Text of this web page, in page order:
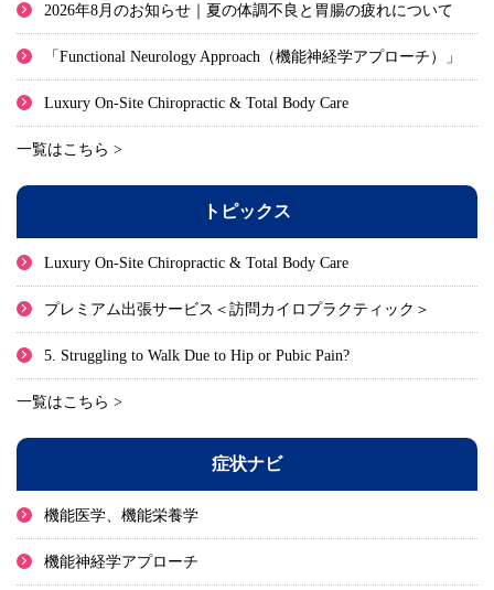
2026年8月のお知らせ｜夏の体調不良と胃腸の疲れについて
「Functional Neurology Approach（機能神経学アプローチ）」
Luxury On-Site Chiropractic & Total Body Care
一覧はこちら >
トピックス
Luxury On-Site Chiropractic & Total Body Care
プレミアム出張サービス＜訪問カイロプラクティック＞
5. Struggling to Walk Due to Hip or Pubic Pain?
一覧はこちら >
症状ナビ
機能医学、機能栄養学
機能神経学アプローチ